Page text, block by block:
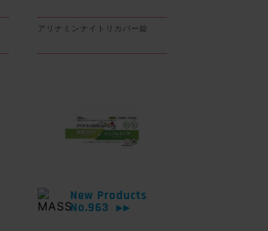
アリナミンナイトリカバー錠
New Products
No.963
▶▶